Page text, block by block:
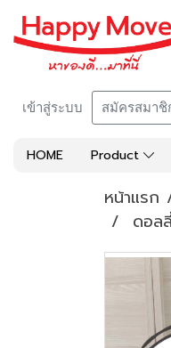
เข้าสู่ระบบ สมัครสมาชิ
HOME Product
หน้าแรก
ดอล